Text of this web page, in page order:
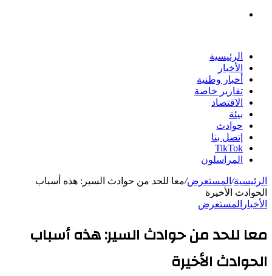
الرئيسية
الأخبار
أخبار وطنية
تقارير خاصة
الاقتصاد
بيئة
حوادث
إتصل بنا
TikTok
المراسلون
الرئيسية/ المستعرض/معا للحد من حوادث السير: هذه أسباب
الحوادث الأخيرة
الأخبار المستعرض
معا للحد من حوادث السير: هذه أسباب
الحوادث الأخيرة